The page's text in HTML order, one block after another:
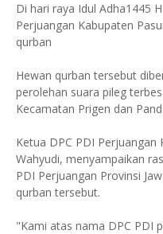
Di hari raya Idul Adha1445
Perjuangan Kabupaten
qurban
Hewan qurban tersebut
perolehan suara pileg
Kecamatan Prigen dan
Ketua DPC PDI Perjuangan
Wahyudi, menyampaikan
PDI Perjuangan Provinsi
qurban tersebut.
"Kami atas nama DPC PDI